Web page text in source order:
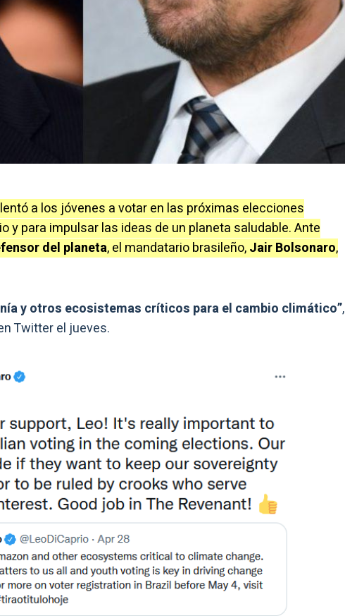
a los jóvenes a votar en las próximas elecciones
y para impulsar las ideas de un planeta saludable. Ante
del planeta, el mandatario brasileño,Jair Bolsonaro,
y otros ecosistemas críticos para el cambio climático”,
Twitter el jueves.